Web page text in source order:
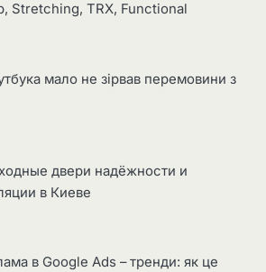
Stretching, TRX, Functional
мало не зірвав перемовини з
двери надёжности и
в Киеве
в Google Ads – тренди: як це